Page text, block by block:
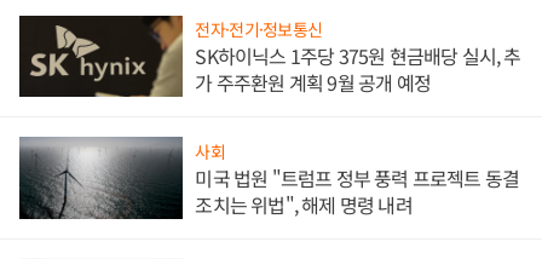
전자·전기·정보통신
SK하이닉스 1주당 375원 현금배당 실시, 추
가 주주환원 계획 9월 공개 예정
사회
미국 법원 "트럼프 정부 풍력 프로젝트 동결
조치는 위법", 해제 명령 내려